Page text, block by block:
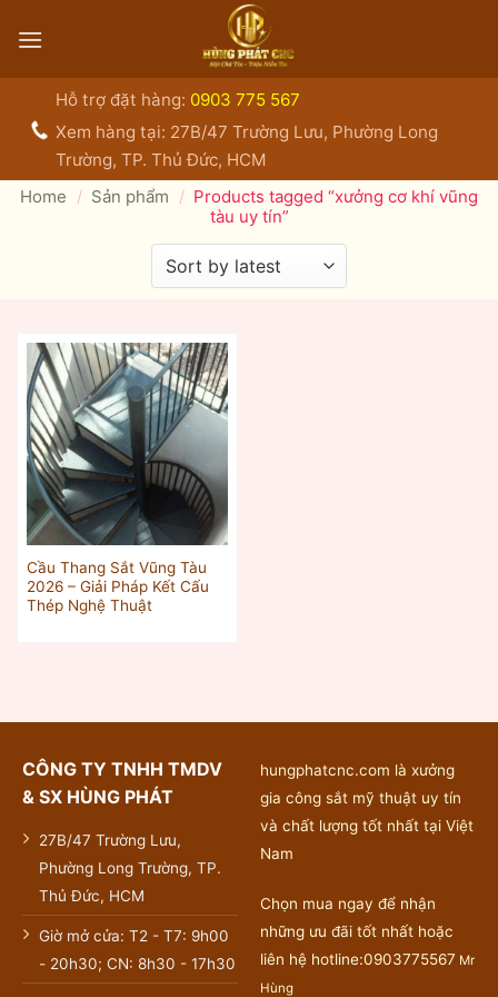
qua
Hỗ trợ đặt hàng: 0903 775 567
Xem hàng tại: 27B/47 Trường Lưu, Phường Long
Trường, TP. Thủ Đức, HCM
Home / Sản phẩm / Products tagged “xưởng cơ khí vũng
tàu uy tín”
Cầu Thang Sắt Vũng Tàu
2026 – Giải Pháp Kết Cấu
Thép Nghệ Thuật
CÔNG TY TNHH TMDV
& SX HÙNG PHÁT
27B/47 Trường Lưu,
Phường Long Trường, TP.
Thủ Đức, HCM
Giờ mở cửa: T2 - T7: 9h00
- 20h30; CN: 8h30 - 17h30
hungphatcnc.com là xưởng
gia công sắt mỹ thuật uy tín
và chất lượng tốt nhất tại Việt
Nam
Chọn mua ngay để nhận
những ưu đãi tốt nhất hoặc
liên hệ hotline:0903775567 Mr
Hùng